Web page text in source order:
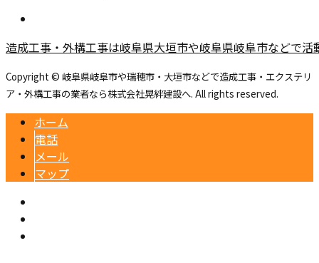
造成工事・外構工事は岐阜県大垣市や岐阜県岐阜市などで
Copyright © 岐阜県岐阜市や瑞穂市・大垣市などで造成工事・エクステリ
ア・外構工事の業者なら株式会社晃絆建設へ. All rights reserved.
ホーム
電話
メール
マップ